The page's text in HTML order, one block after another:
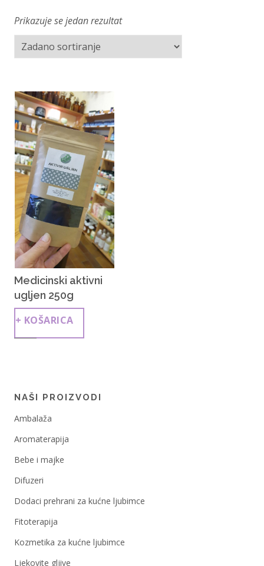
Prikazuje se jedan rezultat
Medicinski aktivni
ugljen 250g
+ KOŠARICA
NAŠI PROIZVODI
Ambalaža
Aromaterapija
Bebe i majke
Difuzeri
Dodaci prehrani za kućne ljubimce
Fitoterapija
Kozmetika za kućne ljubimce
Ljekovite gljive